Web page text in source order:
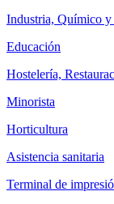
Industria, Químico
Educación
Hostelería,
Minorista
Horticultura
Asistencia sanitaria
Terminal de